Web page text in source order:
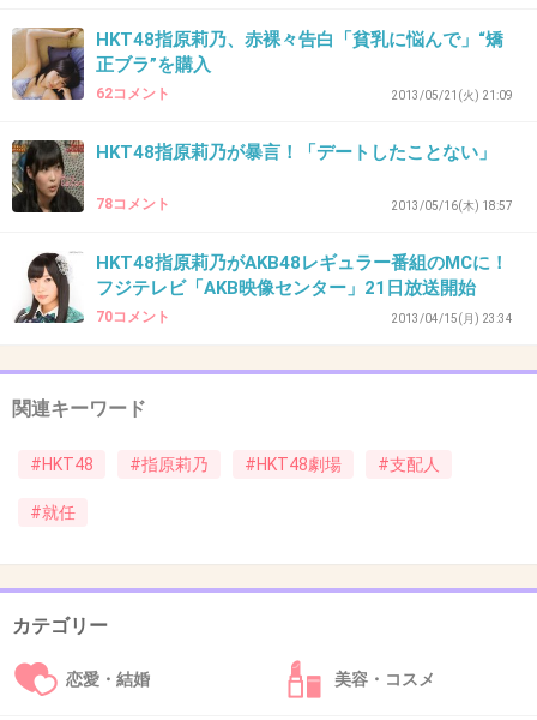
+22 -2
35. 匿名2013/04/28(日) 21:46:57
どうせ名ばかりでしょ
2013/04/28(日) 21:47:25
なぜに？
37. 匿名2013/04/28(日) 21:47:54
AKB48渡辺麻友 読者モデル野嶋友博・鈴木
勤とバレンタインデート発覚 : Gラボ
HKT48指原莉乃、赤裸々告白「貧乳に悩んで」“矯
正ブラ”を購入
62コメント 2013/05/21(火) 21:09
HKT48指原莉乃が暴言！「デートしたことない」
78コメント 2013/05/16(木) 18:57
HKT48指原莉乃がAKB48レギュラー番組のMCに！
フジテレビ「AKB映像センター」21日放送開始
70コメント 2013/04/15(月) 23:34
関連キーワード
#HKT48 #指原莉乃 #HKT48劇場 #支配人
#就任
カテゴリー
恋愛・結婚 美容・コスメ